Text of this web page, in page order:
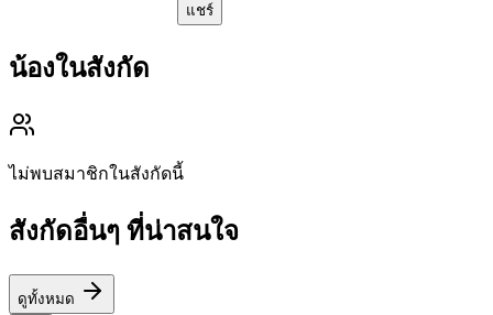
แชร์
น้องในสังกัด
ไม่พบสมาชิกในสังกัดนี้
สังกัดอื่นๆ ที่น่าสนใจ
ดูทั้งหมด